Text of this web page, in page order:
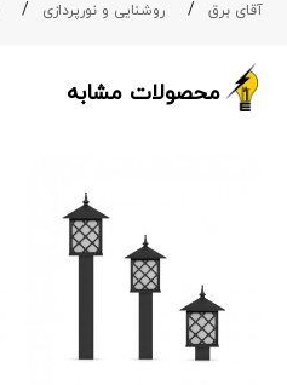
آقای برق روشنایی و نورپردازی
محصولات مشابه